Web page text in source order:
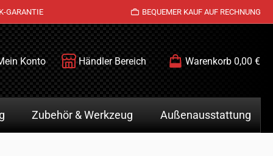
GARANTIE BEQUEMER KAUF AUF RECHNUNG
Konto Händler Bereich Warenkorb 0,00 €
Zubehör & Werkzeug Außenausstattung